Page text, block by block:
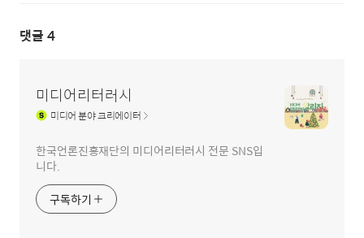
댓글 4
미디어리터러시
미디어분야 크리에이터
한국언론진흥재단의 미디어리터러시 전문 SNS입
니다.
구독하기